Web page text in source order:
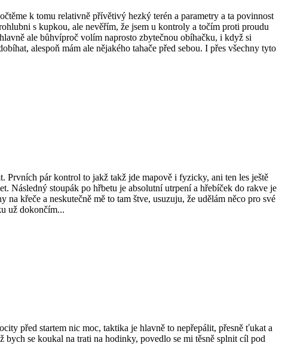
k tomu relativně přívětivý hezký terén a parametry a ta povinnost
s kupkou, ale nevěřím, že jsem u kontroly a točím proti proudu
ale bůhvíproč volím naprosto zbytečnou obíhačku, i když si
alespoň mám ale nějakého tahače před sebou. I přes všechny tyto
Prvních pár kontrol to jakž takž jde mapově i fyzicky, ani ten les ještě
Následný stoupák po hřbetu je absolutní utrpení a hřebíček do rakve je
křeče a neskutečně mě to tam štve, usuzuju, že udělám něco pro své
už dokončím...
před startem nic moc, taktika je hlavně to nepřepálit, přesně ťukat a
se koukal na trati na hodinky, povedlo se mi těsně splnit cíl pod